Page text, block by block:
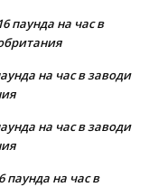
паунда на час в
на час в заводи
на час в заводи
паунда на час в